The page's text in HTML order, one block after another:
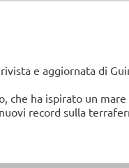
e aggiornata di
ha ispirato un
record sulla